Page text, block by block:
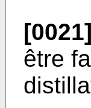
[0021]
être